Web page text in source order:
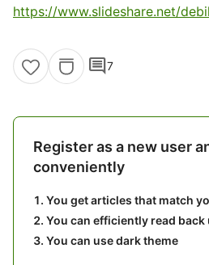
https://www.slideshare.net/
comment7
Register as a new user
conveniently
You get articles that match
You can efficiently read
You can use dark theme